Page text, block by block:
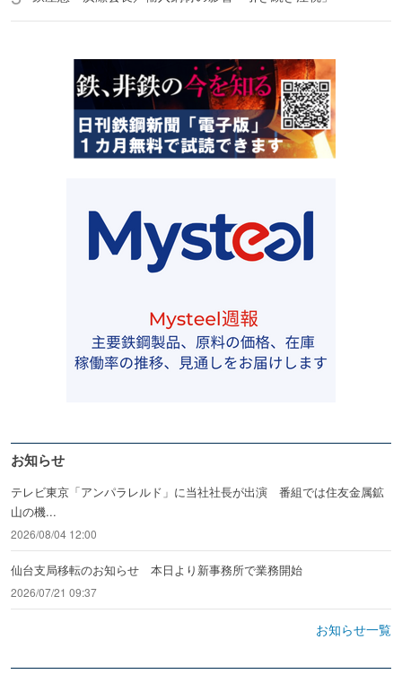
お知らせ
テレビ東京「アンパラレルド」に当社社長が出演 番組では住友金属鉱
山の機...
2026/08/04 12:00
仙台支局移転のお知らせ 本日より新事務所で業務開始
2026/07/21 09:37
お知らせ一覧